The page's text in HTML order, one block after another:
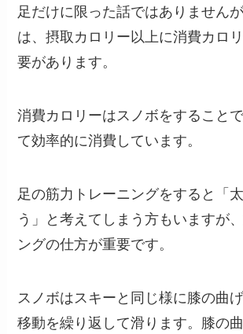
足だけに限った話ではありません
は、摂取カロリー以上に消費カロ
要があります。
消費カロリーはスノボをすること
て効率的に消費しています。
足の筋力トレーニングをすると「
う」と考えてしまう方もいますが
ングの仕方が重要です。
スノボはスキーと同じ様に膝の曲
移動を繰り返して滑ります。膝の